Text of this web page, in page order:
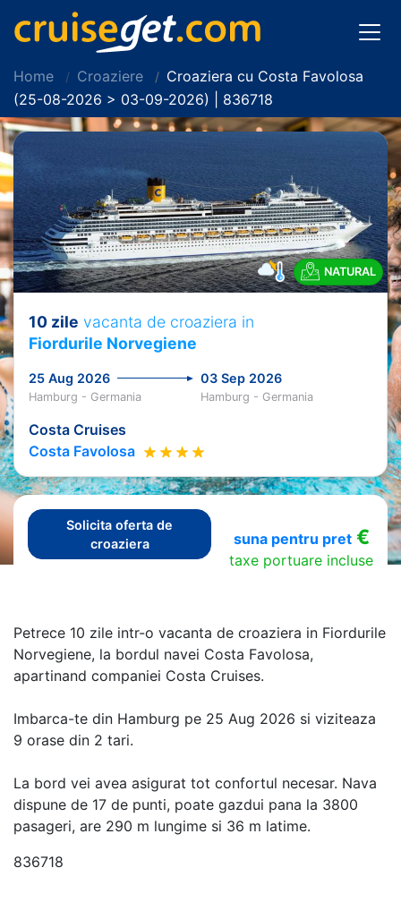
Home Croaziere
Croaziera cu Costa Favolosa
(25-08-2026 > 03-09-2026) | 836718
NATURAL
10 zile vacanta de croaziera in
Fiordurile Norvegiene
25 Aug 2026 03 Sep 2026
Hamburg - Germania Hamburg - Germania
Costa Cruises
Costa Favolosa
Solicita oferta de
croaziera
suna pentru pret€
taxe portuare incluse
Petrece 10 zile intr-o vacanta de croaziera in Fiordurile
Norvegiene, la bordul navei Costa Favolosa,
apartinand companiei Costa Cruises.
Imbarca-te din Hamburg pe 25 Aug 2026 si viziteaza
9 orase din 2 tari.
La bord vei avea asigurat tot confortul necesar. Nava
dispune de 17 de punti, poate gazdui pana la 3800
pasageri, are 290 m lungime si 36 m latime.
836718